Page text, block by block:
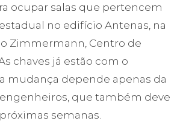
ocupar salas que pertencem
no edifício Antenas, na
Zimmermann, Centro de
chaves já estão com o
mudança depende apenas da
que também deve
semanas.